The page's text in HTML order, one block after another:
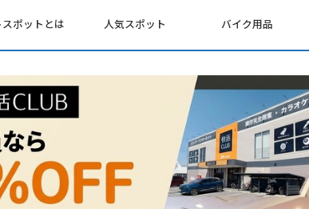
スポットとは 人気スポット バイク用品